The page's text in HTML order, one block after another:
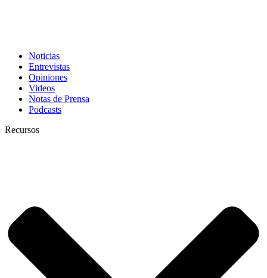
Noticias
Entrevistas
Opiniones
Videos
Notas de Prensa
Podcasts
Recursos